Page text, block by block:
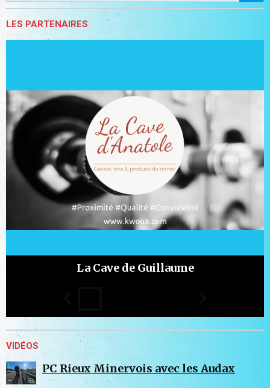
LES PARTENAIRES
La Cave de Guillaume
VIDÉOS
PC Rieux Minervois avec les Audax